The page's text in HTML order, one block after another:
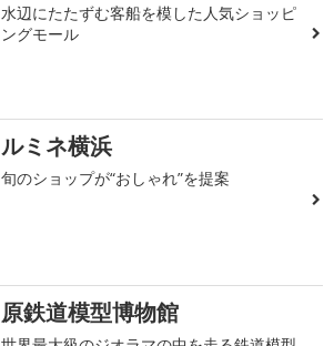
水辺にたたずむ客船を模した人気ショッピ
ングモール
ルミネ横浜
旬のショップが“おしゃれ”を提案
原鉄道模型博物館